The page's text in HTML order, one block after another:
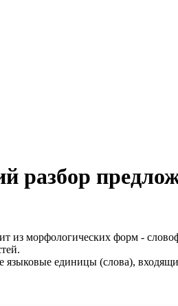
разбор
из морфологических форм -
языковые единицы (слова),